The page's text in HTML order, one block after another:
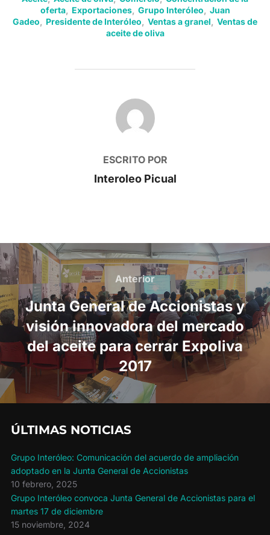
oferta, Exportaciones, Grupo Interóleo
Juan
Gadeo
Presidente de Interóleo Ventas a granel
Ventas de
aceite de oliva
AUTOR DE LA PUBLICACIÓN
ESCRITO POR
Interoleo Picual
Navegación
de
entradas
Anterior
Anterior
Junta General de Accionistas y
visión innovadora del mercado
del aceite para cerrar Expoliva
2017
ÚLTIMAS NOTICIAS
Grupo Interóleo: Comunicación del acuerdo de ampliación
adoptado en la Junta General de Accionistas
10 febrero, 2025
Grupo Interóleo convoca Junta General de Accionistas para el
martes 17 de diciembre
15 noviembre, 2024